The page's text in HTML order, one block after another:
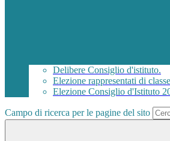
Delibere Consiglio d'istituto.
Elezione rappresentati di
Elezione Consiglio d'Istituto
Campo di ricerca per le pagine del sito